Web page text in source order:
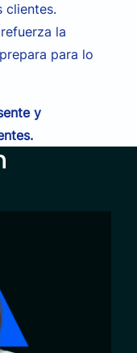
clientes.
la
para lo
y